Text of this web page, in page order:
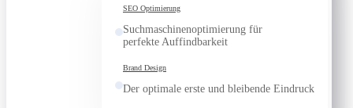
SEO Optimierung
Suchmaschinenoptimierung für
perfekte Auffindbarkeit
Brand Design
Der optimale erste und bleibende Eindruck